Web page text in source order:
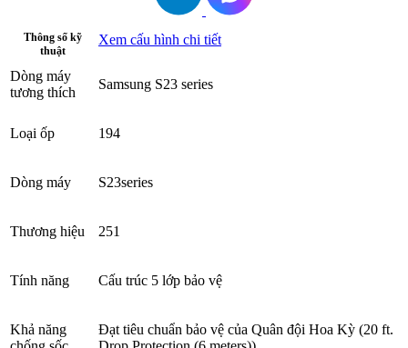
Thông số kỹ
thuật
Xem cấu hình chi tiết
Dòng máy
tương thích
Samsung S23 series
Loại ốp 194
Dòng máy S23series
Thương hiệu 251
Tính năng Cấu trúc 5 lớp bảo vệ
Khả năng
Đạt tiêu chuẩn bảo vệ của Quân đội Hoa Kỳ (20 ft.